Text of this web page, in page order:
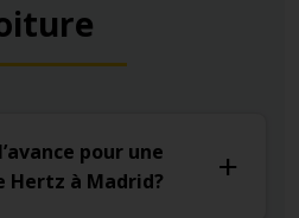
pour une
Hertz à Madrid?